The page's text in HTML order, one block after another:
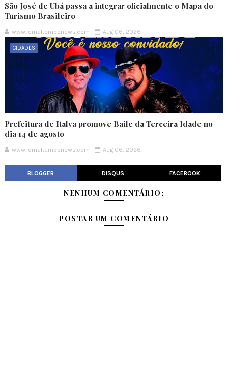
São José de Ubá passa a integrar oficialmente o Mapa do
Turismo Brasileiro
www.jornaltemponews.com Aug 06, 2026
CIDADES
Prefeitura de Italva promove Baile da Terceira Idade no
dia 14 de agosto
www.jornaltemponews.com Aug 06, 2026
BLOGGER DISQUS FACEBOOK
NENHUM COMENTÁRIO:
POSTAR UM COMENTÁRIO